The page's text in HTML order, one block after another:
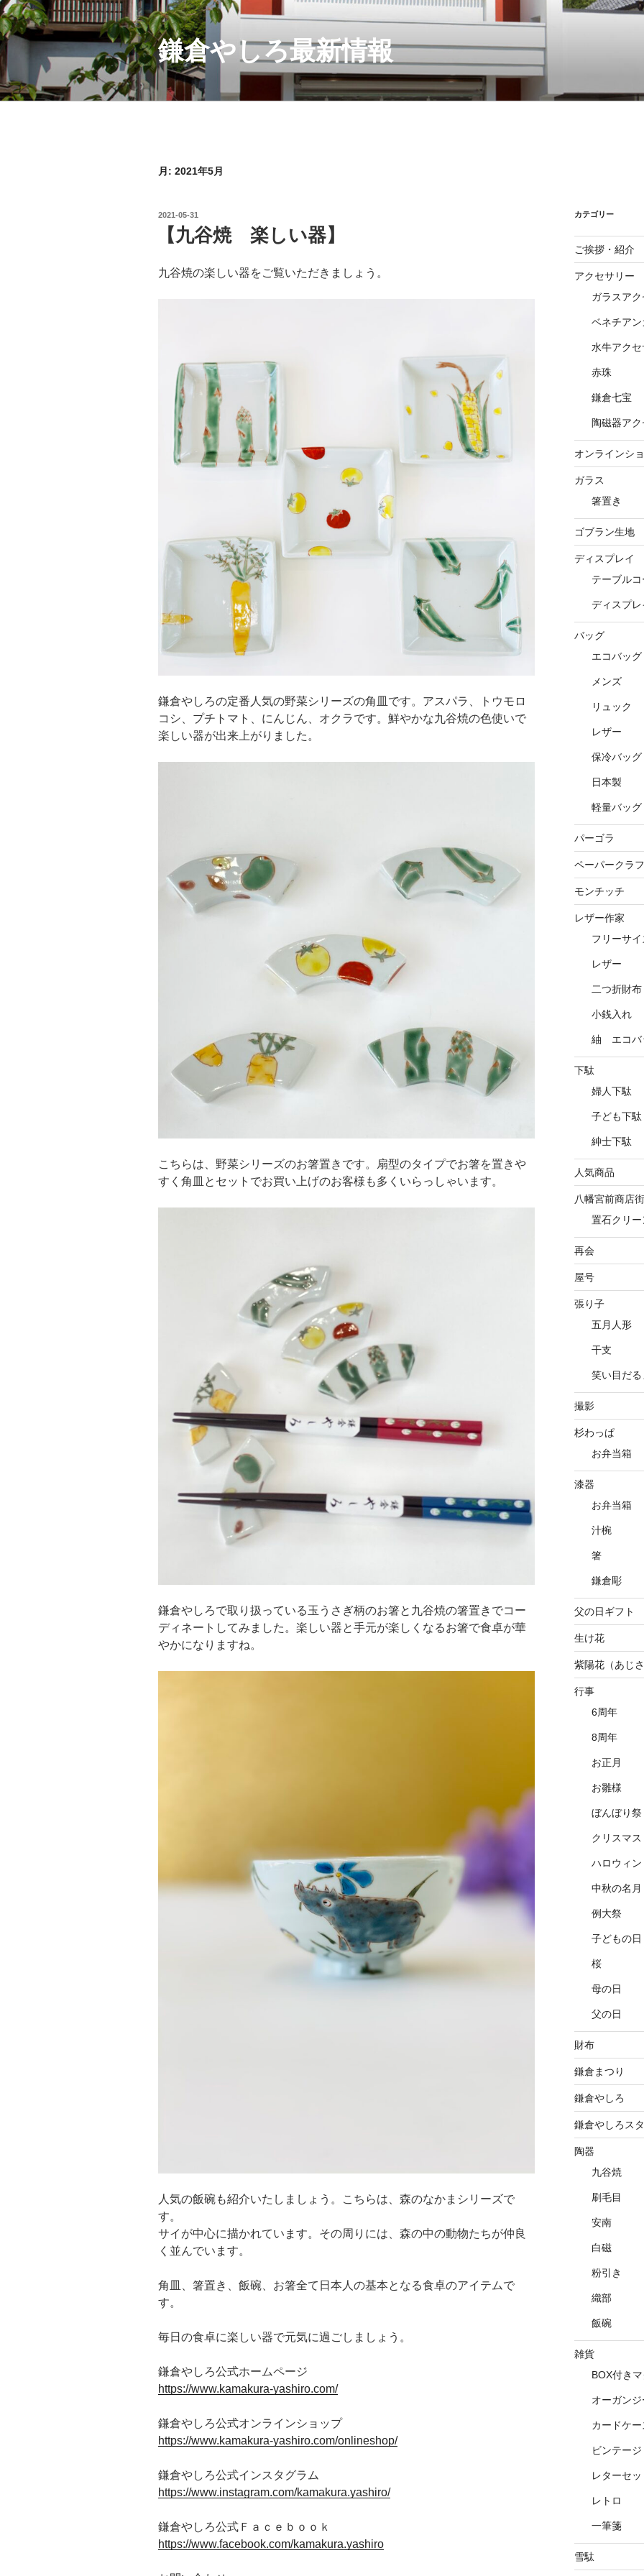
コ
ン
テ
ン
ツ
へ
鎌倉やしろ最新情報
月: 2021年5月
投
2021-05-31
【九谷焼 楽しい器】
九谷焼の楽しい器をご覧いただきましょう。
鎌倉やしろの定番人気の野菜シリーズの角皿です。アスパラ、トウモロ
コシ、プチトマト、にんじん、オクラです。鮮やかな九谷焼の色使いで
楽しい器が出来上がりました。
こちらは、野菜シリーズのお箸置きです。扇型のタイプでお箸を置きや
すく角皿とセットでお買い上げのお客様も多くいらっしゃいます。
鎌倉やしろで取り扱っている玉うさぎ柄のお箸と九谷焼の箸置きでコー
ディネートしてみました。楽しい器と手元が楽しくなるお箸で食卓が華
やかになりますね。
人気の飯碗も紹介いたしましょう。こちらは、森のなかまシリーズで
す。
サイが中心に描かれています。その周りには、森の中の動物たちが仲良
く並んでいます。
角皿、箸置き、飯碗、お箸全て日本人の基本となる食卓のアイテムで
す。
毎日の食卓に楽しい器で元気に過ごしましょう。
鎌倉やしろ公式ホームページ
https://www.kamakura-yashiro.com/
鎌倉やしろ公式オンラインショップ
https://www.kamakura-yashiro.com/onlineshop/
鎌倉やしろ公式インスタグラム
https://www.instagram.com/kamakura.yashiro/
鎌倉やしろ公式Ｆａｃｅｂｏｏｋ
https://www.facebook.com/kamakura.yashiro
カテゴリー
ご挨拶・紹介
アクセサリー
ガラスア
ベネチアン
水牛アクセ
赤珠
鎌倉七宝
陶磁器ア
オンラインシ
ガラス
箸置き
ゴブラン生地
ディスプレイ
テーブル
ディスプ
バッグ
エコバッグ
メンズ
リュック
レザー
保冷バッグ
日本製
軽量バッグ
パーゴラ
ペーパークラ
モンチッチ
レザー作家
フリーサ
レザー
二つ折財布
小銭入れ
紬 エコバ
下駄
婦人下駄
子ども下駄
紳士下駄
人気商品
八幡宮前商店街
置石クリー
再会
屋号
張り子
五月人形
干支
笑い目だる
撮影
杉わっぱ
お弁当箱
漆器
お弁当箱
汁椀
箸
鎌倉彫
父の日ギフト
生け花
紫陽花（あじ
行事
6周年
8周年
お正月
お雛様
ぼんぼり祭
クリスマス
ハロウィン
中秋の名月
例大祭
子どもの日
桜
母の日
父の日
財布
鎌倉まつり
鎌倉やしろ
鎌倉やしろス
陶器
九谷焼
刷毛目
安南
白磁
粉引き
織部
飯碗
雑貨
BOX付き
オーガン
カードケー
ビンテー
レターセッ
レトロ
一筆箋
雪駄